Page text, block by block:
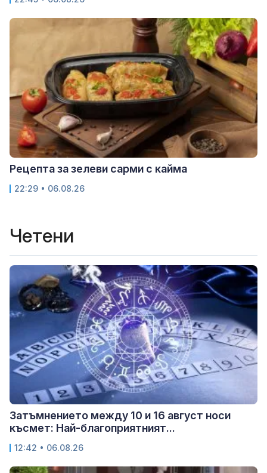
Рецепта за зелеви сарми с кайма
22:29 • 06.08.26
Четени
Затъмнението между 10 и 16 август носи
късмет: Най-благоприятният...
12:42 • 06.08.26